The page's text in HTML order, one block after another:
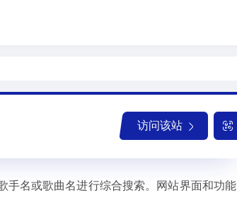
访问该站
手名或歌曲名进行综合搜索。网站界面和功能